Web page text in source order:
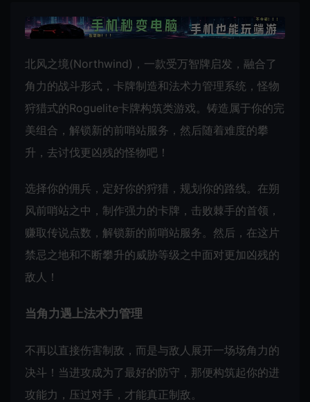
北风之境(Northwind)，一款受万智牌启发，融合了
角力的战斗形式，卡牌制造和法术力管理系统，怪物
狩猎式的Roguelite卡牌构筑类游戏。铸造属于你的完
美组合，解锁新的前哨站服务，然后随着难度的攀
升，去讨伐更凶残的怪物吧！
选择你的佣兵，定好你的狩猎，规划你的路线。在朔
风前哨站之中，制作强力的卡牌，击败棘手的首领，
赚取传说点数，解锁新的前哨站服务。然后，在这片
禁忌之地和不断攀升的威胁等级之中面对更加凶残的
敌人！
当角力遇上法术力管理
不再以直接伤害制敌，而是与敌人展开一场场角力的
决斗！当进攻成为了最好的防守，那便构筑起你的进
攻能力，压过对手，才能真正制敌。